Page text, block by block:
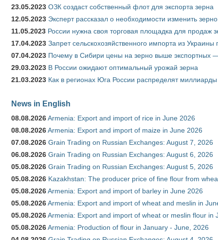
23.05.2023 ОЗК создаст собственный флот для экспорта зерна
12.05.2023 Эксперт рассказал о необходимости изменить
11.05.2023 России нужна своя торговая площадка для продаж
17.04.2023 Запрет сельскохозяйственного импорта из
07.04.2023 Почему в Сибири цены на зерно выше экспортных
29.03.2023 В России ожидают оптимальный урожай зерна
21.03.2023 Как в регионах Юга России распределят
News in English
08.08.2026Armenia: Export and import of rice in June 2026
08.08.2026Armenia: Export and import of maize in June 2026
07.08.2026 Grain Trading on Russian Exchanges: August 7, 2026
06.08.2026 Grain Trading on Russian Exchanges: August 6, 2026
05.08.2026 Grain Trading on Russian Exchanges: August 5, 2026
05.08.2026 Kazakhstan: The producer price of fine flour from
05.08.2026Armenia: Export and import of barley in June 2026
05.08.2026Armenia: Export and import of wheat and meslin in
05.08.2026Armenia: Export and import of wheat or meslin flour in
05.08.2026Armenia: Production of flour in January - June, 2026